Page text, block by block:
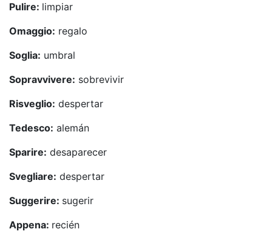
Pulire: limpiar
Omaggio: regalo
Soglia: umbral
Sopravvivere: sobrevivir
Risveglio: despertar
Tedesco: alemán
Sparire: desaparecer
Svegliare: despertar
Suggerire: sugerir
Appena: recién